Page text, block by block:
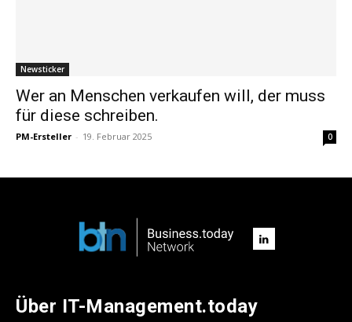
Newsticker
Wer an Menschen verkaufen will, der muss
für diese schreiben.
PM-Ersteller - 19. Februar 2025 0
Über IT-Management.today